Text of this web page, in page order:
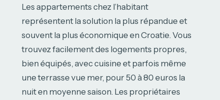
Les appartements chez l’habitant
représentent la solution la plus répandue et
souvent la plus économique en Croatie. Vous
trouvez facilement des logements propres,
bien équipés, avec cuisine et parfois même
une terrasse vue mer, pour 50 à 80 euros la
nuit en moyenne saison. Les propriétaires